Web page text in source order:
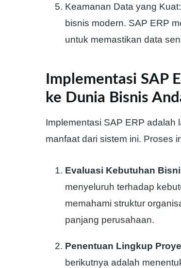
Keamanan Data yang
bisnis modern. SAP ERP
untuk memastikan data
Implementasi SAP
ke Dunia Bisnis
Implementasi SAP ERP adalah
manfaat dari sistem ini. Proses
Evaluasi Kebutuhan
menyeluruh terhadap
memahami struktur
panjang perusahaan.
Penentuan Lingkup
berikutnya adalah